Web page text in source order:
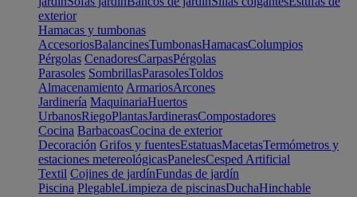
exterior
Hamacas y tumbonas
AccesoriosBalancinesTumbonasHamacasColumpios
Pérgolas CenadoresCarpasPérgolas
Parasoles SombrillasParasolesToldos
Almacenamiento ArmariosArcones
Jardinería MaquinariaHuertos
UrbanosRiegoPlantasJardinerasCompostadores
Cocina BarbacoasCocina de exterior
Decoración Grifos y fuentesEstatuasMacetasTermómetros y
estaciones metereológicasPanelesCesped Artificial
Textil Cojines de jardínFundas de jardín
Piscina PlegableLimpieza de piscinasDuchaHinchable